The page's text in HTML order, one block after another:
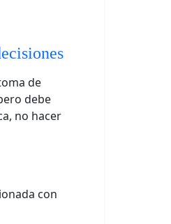
de
debe
no hacer
con